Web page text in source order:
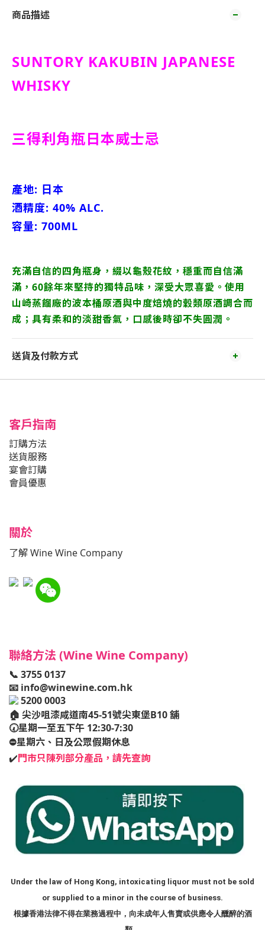
商品描述
SUNTORY KAKUBIN JAPANESE
WHISKY
三得利角瓶日本威士忌
產地: 日本
酒精度: 40% ALC.
容量: 700ML
充滿自信的四角瓶身，綴以龜殼花紋，穩重而自信滿
滿，60餘年來堅持的獨特品味，深受大眾喜愛。使用
山崎蒸餾廠的波本桶原酒與中度焙燒的穀類原酒調合而
成；具有柔和的淡甜香氣，口感後時卻不失圓潤。
送貨及付款方式
客戶指南
訂購方法
送貨服務
宴會訂購
會員優惠
關於
了解 Wine Wine Company
聯絡方法 (Wine Wine Company)
📞 3755 0137
📧 info@winewine.com.hk
5200 0003
🏠 尖沙咀漆咸道南45-51號尖東堡B10 舖
🕢星期一至五下午 12:30-7:30
⛔️星期六、日及公眾假期休息
✔️門市只陳列部分產品，請先查詢
Under the law of Hong Kong, intoxicating liquor must not be sold
or supplied to a minor in the course of business.
根據香港法律不得在業務過程中，向未成年人售賣或供應令人醺醉的酒